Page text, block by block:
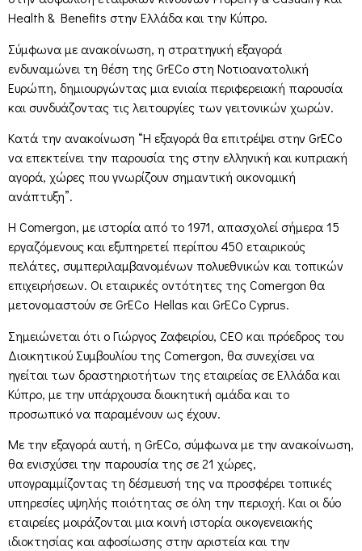
Health & Benefits στην Ελλάδα και την Κύπρο.
Σύμφωνα με ανακοίνωση, η στρατηγική εξαγορά
ενδυναμώνει τη θέση της GrECo στη Νοτιοανατολική
Ευρώπη, δημιουργώντας μια ενιαία περιφερειακή παρουσία
και συνδυάζοντας τις λειτουργίες των γειτονικών χωρών.
Κατά την ανακοίνωση “Η εξαγορά θα επιτρέψει στην GrECo
να επεκτείνει την παρουσία της στην ελληνική και κυπριακή
αγορά, χώρες που γνωρίζουν σημαντική οικονομική
ανάπτυξη”.
Η Comergon, με ιστορία από το 1971, απασχολεί σήμερα 15
εργαζόμενους και εξυπηρετεί περίπου 450 εταιρικούς
πελάτες, συμπεριλαμβανομένων πολυεθνικών και τοπικών
επιχειρήσεων. Οι εταιρικές οντότητες της Comergon θα
μετονομαστούν σε GrECo Hellas και GrECo Cyprus.
Σημειώνεται ότι ο Γιώργος Ζαφειρίου, CEO και πρόεδρος του
Διοικητικού Συμβουλίου της Comergon, θα συνεχίσει να
ηγείται των δραστηριοτήτων της εταιρείας σε Ελλάδα και
Κύπρο, με την υπάρχουσα διοικητική ομάδα και το
προσωπικό να παραμένουν ως έχουν.
Με την εξαγορά αυτή, η GrECo, σύμφωνα με την ανακοίνωση,
θα ενισχύσει την παρουσία της σε 21 χώρες,
υπογραμμίζοντας τη δέσμευσή της να προσφέρει τοπικές
υπηρεσίες υψηλής ποιότητας σε όλη την περιοχή. Και οι δύο
εταιρείες μοιράζονται μια κοινή ιστορία οικογενειακής
ιδιοκτησίας και αφοσίωσης στην αριστεία και την